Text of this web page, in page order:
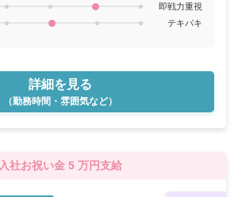
即戦力重視
テキパキ
詳細を見る
（勤務時間・雰囲気など）
入社お祝い金 5 万円支給